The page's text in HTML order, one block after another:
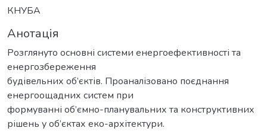
КНУБА
Анотація
Розглянуто основні системи енергоефективності та
енергозбереження
будівельних об’єктів. Проаналізовано поєднання
енергоощадних систем при
формуванні об’ємно-планувальних та конструктивних
рішень у об’єктах еко-архітектури.